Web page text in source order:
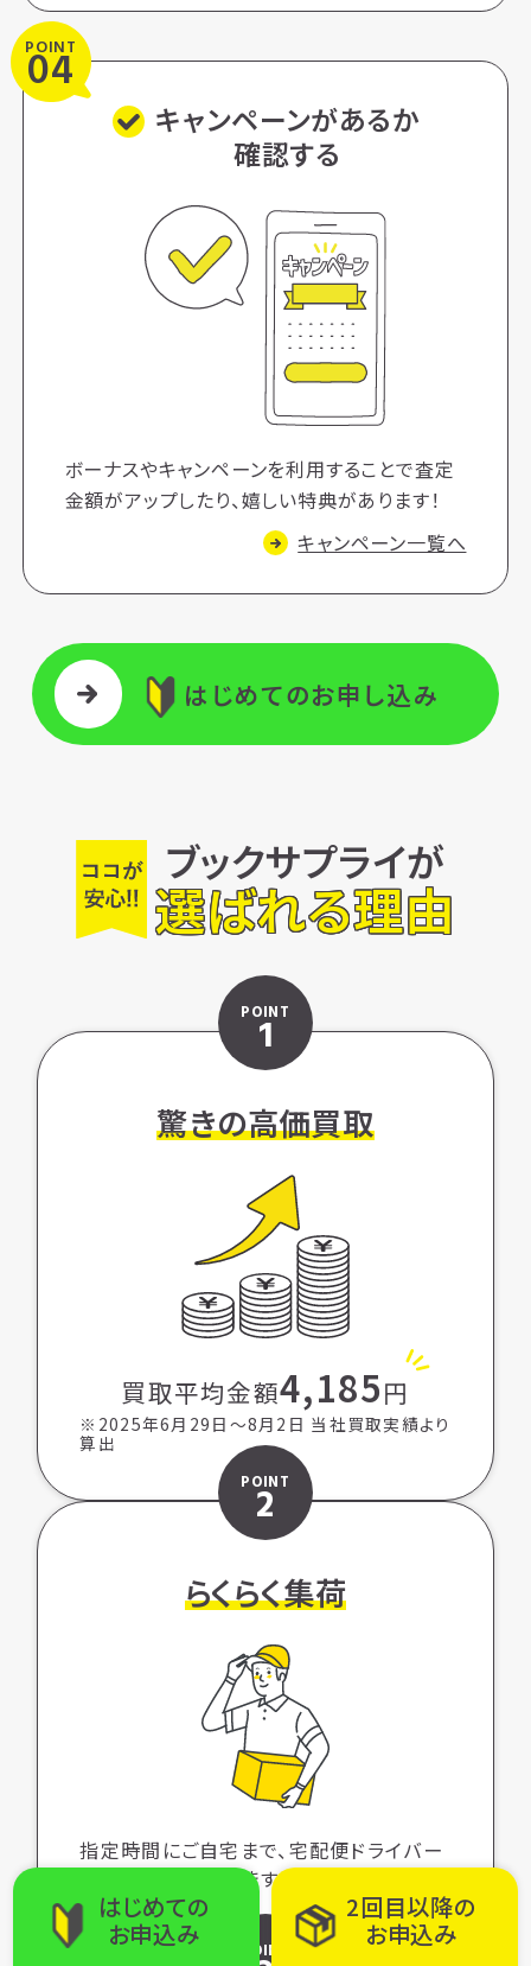
はじめての
お申込み
2回目以降の
お申込み
POINT
04
キャンペーンがあるか
確認する
ボーナスやキャンペーンを利用することで査定
金額がアップしたり、嬉しい特典があります！
キャンペーン一覧へ
はじめてのお申し込み
ブックサプライが
選ばれる理由
POINT
1
驚きの高価買取
買取平均金額4,185円
※2025年6月29日〜8月2日 当社買取実績より
算出
POINT
2
らくらく集荷
指定時間にご自宅まで、宅配便ドライバー
が直接集荷に伺います。重い荷物も、ご安
心ください。
POINT